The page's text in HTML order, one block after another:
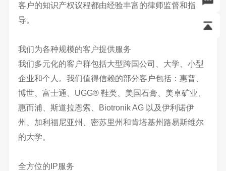
客户的知识产权议程都由经验丰富的律师监督和指
导。
我们为各种规模的客户提供服务
我们多元化的客户群包括大型跨国公司、大学、小型
企业和个人。我们值得信赖的部分客户包括：惠普、
博世、富士通、UGG® 鞋类、美国石膏、美卓矿业、
惠而浦、斯道拉恩索、Biotronik AG 以及伊利诺伊
州、加利福尼亚州、密苏里州和肯塔基州路易斯维尔
的大学。
全方位的IP服务